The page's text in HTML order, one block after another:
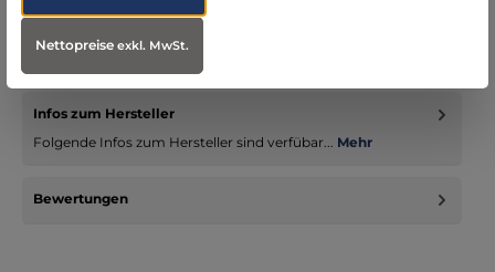
Sehr geräumiges Holster mit cleverer Trageweise am
Oberschenkel. sehr geräumig: enormer Stauraum auf 2
Ebenen und beste Übe…
Infos zum Hersteller
Folgende Infos zum Hersteller sind verfübar... Mehr
Bewertungen
Nettopreiseexkl. MwSt.